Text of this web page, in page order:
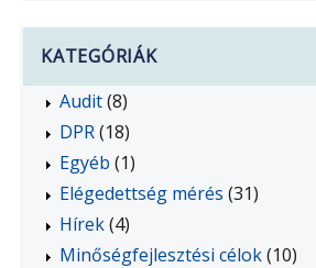
KATEGÓRIÁK
Audit(8)
DPR(18)
Egyéb (1)
Elégedettség mérés (31)
Hírek(4)
Minőségfejlesztési célok(10)